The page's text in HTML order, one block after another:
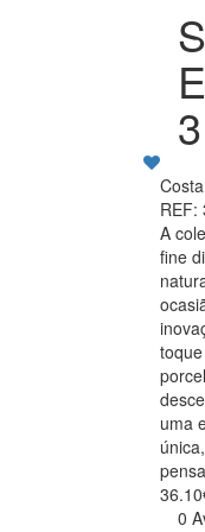
REF:
A
fine
uma
0